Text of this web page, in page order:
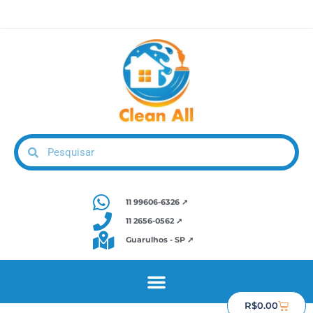
11 99606-6326 ➚
11 2656-0562 ➚
Guarulhos - SP ➚
R$0.00